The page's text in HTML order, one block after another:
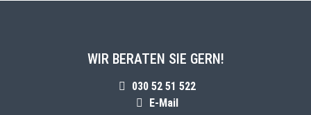
WIR BERATEN SIE GERN!
030 52 51 522
E-Mail